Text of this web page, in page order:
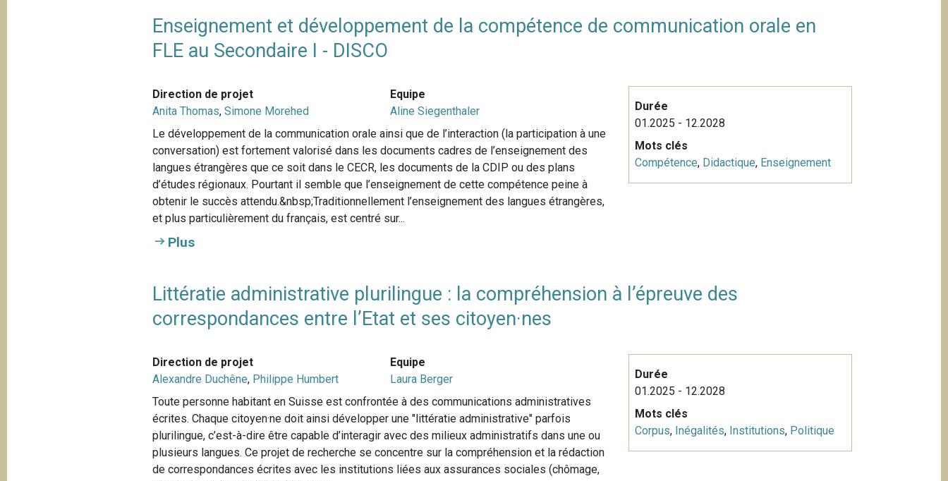
Enseignement et développement de la compétence de communication orale en
FLE au Secondaire I - DISCO
Direction de projet
Anita Thomas,Simone Morehed
Equipe
Aline Siegenthaler
Le développement de la communication orale ainsi que de l’interaction (la participation à une
conversation) est fortement valorisé dans les documents cadres de l’enseignement des
langues étrangères que ce soit dans le CECR, les documents de la CDIP ou des plans
d’études régionaux. Pourtant il semble que l’enseignement de cette compétence peine à
obtenir le succès attendu.&nbsp;Traditionnellement l’enseignement des langues étrangères,
et plus particulièrement du français, est centré sur...
Plus
Durée
01.2025 - 12.2028
Mots clés
Compétence, Didactique, Enseignement
Littératie administrative plurilingue : la compréhension à l’épreuve des
correspondances entre l’Etat et ses citoyen·nes
Direction de projet
Alexandre Duchêne, Philippe Humbert
Equipe
Laura Berger
Toute personne habitant en Suisse est confrontée à des communications administratives
écrites. Chaque citoyen·ne doit ainsi développer une "littératie administrative" parfois
plurilingue, c’est-à-dire être capable d’interagir avec des milieux administratifs dans une ou
plusieurs langues. Ce projet de recherche se concentre sur la compréhension et la rédaction
de correspondances écrites avec les institutions liées aux assurances sociales (chômage,
Durée
01.2025 - 12.2028
Mots clés
Corpus, Inégalités, Institutions, Politique